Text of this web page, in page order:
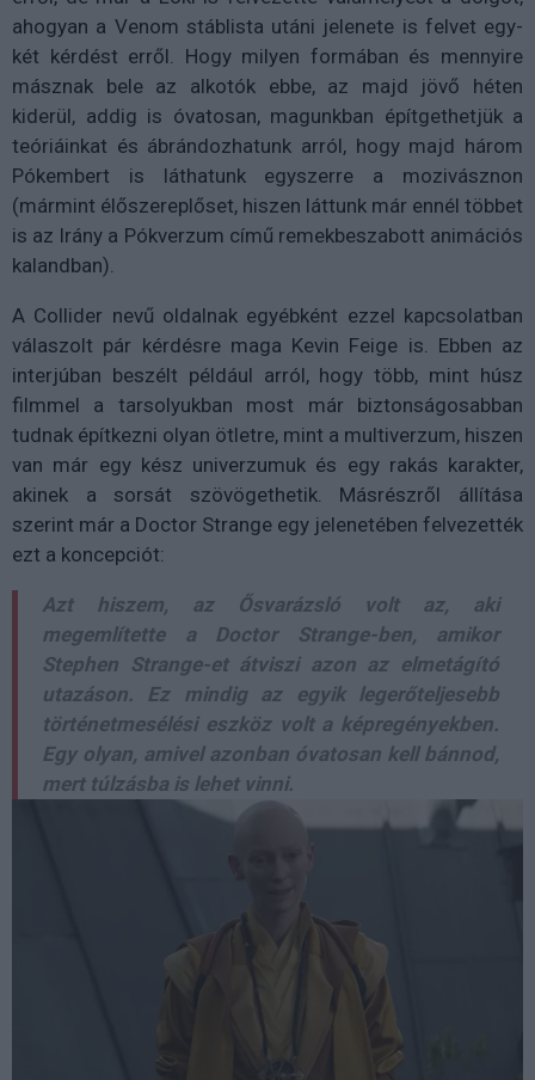
ahogyan a Venom stáblista utáni jelenete is felvet egy-
két kérdést erről. Hogy milyen formában és mennyire
másznak bele az alkotók ebbe, az majd jövő héten
kiderül, addig is óvatosan, magunkban építgethetjük a
teóriáinkat és ábrándozhatunk arról, hogy majd három
Pókembert is láthatunk egyszerre a mozivásznon
(mármint élőszereplőset, hiszen láttunk már ennél többet
is az Irány a Pókverzum című remekbeszabott animációs
kalandban).
A Collider nevű oldalnak egyébként ezzel kapcsolatban
válaszolt pár kérdésre maga Kevin Feige is. Ebben az
interjúban beszélt például arról, hogy több, mint húsz
filmmel a tarsolyukban most már biztonságosabban
tudnak építkezni olyan ötletre, mint a multiverzum, hiszen
van már egy kész univerzumuk és egy rakás karakter,
akinek a sorsát szövögethetik. Másrészről állítása
szerint már a Doctor Strange egy jelenetében felvezették
ezt a koncepciót:
Azt hiszem, az Ősvarázsló volt az, aki
megemlítette a Doctor Strange-ben, amikor
Stephen Strange-et átviszi azon az elmetágító
utazáson. Ez mindig az egyik legerőteljesebb
történetmesélési eszköz volt a képregényekben.
Egy olyan, amivel azonban óvatosan kell bánnod,
mert túlzásba is lehet vinni.